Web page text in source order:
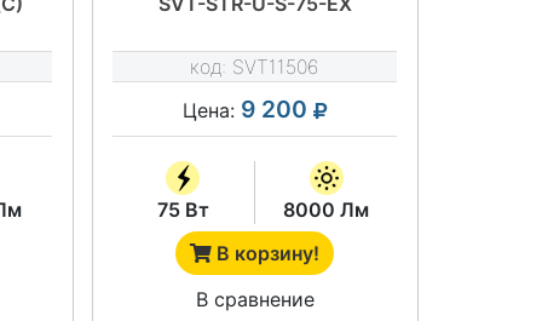
код: SVT11506
Цена: 9 200
75 Вт
8000 Лм
В корзину!
В сравнение